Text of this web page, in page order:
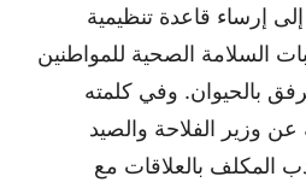
إرساء قاعدة تنظيمية
السلامة الصحية للمواطنين
بالحيوان. وفي كلمته
عن وزير الفلاحة والصيد
المكلف بالعلاقات مع